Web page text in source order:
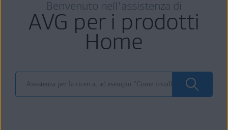
Benvenuto nell'assistenza di
AVG per i prodotti
Home